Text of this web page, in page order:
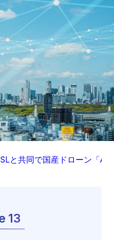
と共同で国産ドローン「
13